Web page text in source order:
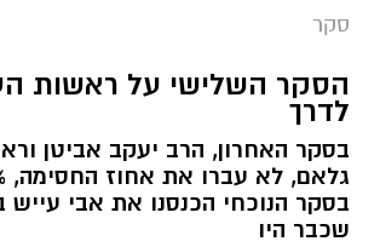
סקר
הסקר השלישי על ראשות
לדרך
בסקר האחרון, הרב יעקב אביטן
בסקר הנוכחי הכנסנו את אבי עייש
שכבר היו